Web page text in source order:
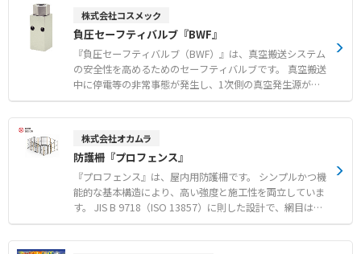
工事を伴わない生産現場への迅速な自動化導入
す 。 初期設定は1台目が12時間以内、2台目以降は15分で
完了し、現場への迅速な導入をサポートします 。 また、
オプションとして3Dレーザーセンサーによる衝突回避シス
テムや、フロアスポットなどの警告灯パッケージを追加
し、安全性を高めることができます 。 【特徴】 ●3分の充
電で1時間走行可能な高効率バッテリーシステム搭載 ●初
期設定時間を大幅に短縮するXスワームテクノロジー ●36
【用途・事例】 ●ドーリー台車を利用した通路やブロック
エリアでの無人搬送 ●衝突回避センサーや警告灯パッケー
ジを活用した安全な自動化 ●バーコードスキャナオプショ
ンによる効率的な荷物・パレット管理
株式会社コスメック
負圧セーフティバルブ『BWF』
『負圧セーフティバルブ（BWF）』は、真空搬送システム
の安全性を高めるためのセーフティバルブです。 真空搬送
中に停電等の非常事態が発生し、1次側の真空発生源が停
止しても、チェック弁が閉じることで2次側の負圧を保持
します。 これにより、ロボット搬送中や吸着保持中のワー
ボット自動化設備に適した低発塵設計を採用しており、信
頼性の高い圧力保持を実現します。 【特徴】 ●停電時等
の非常時にも2次側の負圧を保持し落下を防止 ●半導体プ
ロセスに適したクリーン環境用低発塵グリス採用 ●ソフト
シール採用による信頼性の高い圧力保持性能 【用途・事
例】 ●真空搬送を伴う組立・検査工程におけるワーク落下
防止 ●ロボット搬送システムにおける真空吸着保持のバッ
株式会社オカムラ
防護柵『プロフェンス』
『プロフェンス』は、屋内用防護柵です。 シンプルかつ機
能的な基本構造により、高い強度と施工性を両立していま
す。 JIS B 9718（ISO 13857）に則した設計で、網目はよ
じ登りにくい構造を採用しています。 支柱は警告の意味を
持つ黄色、パネルは内部が見やすい黒色とするなど、視認